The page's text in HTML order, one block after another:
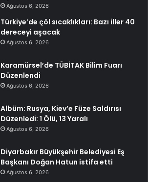
Ağustos 6, 2026
Türkiye’de çöl sıcaklıkları: Bazı iller 40
dereceyi aşacak
Ağustos 6, 2026
Karamürsel’de TÜBİTAK Bilim Fuarı
Düzenlendi
Ağustos 6, 2026
Albüm: Rusya, Kiev’e Füze Saldırısı
Düzenledi: 1 Ölü, 13 Yaralı
Ağustos 6, 2026
Diyarbakır Büyükşehir Belediyesi Eş
Başkanı Doğan Hatun istifa etti
Ağustos 6, 2026